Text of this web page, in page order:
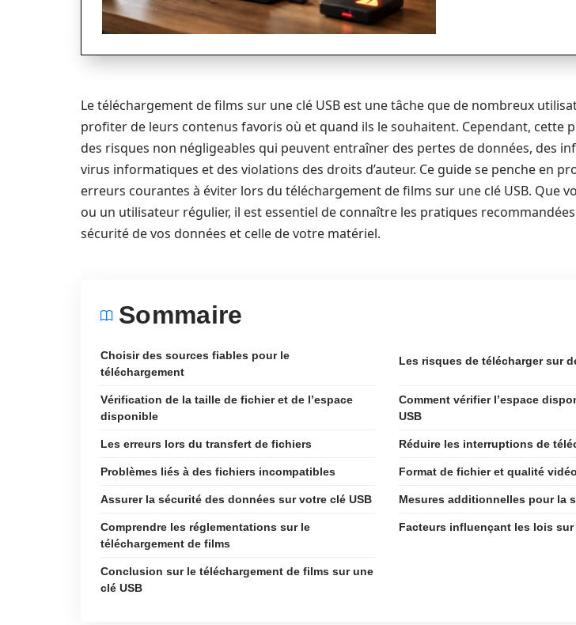
Le téléchargement de films sur une clé USB est une tâche que de nombreux
profiter de leurs contenus favoris où et quand ils le souhaitent. Cependant, cette
des risques non négligeables qui peuvent entraîner des pertes de données, des
virus informatiques et des violations des droits d’auteur. Ce guide se penche en
erreurs courantes à éviter lors du téléchargement de films sur une clé USB. Que
ou un utilisateur régulier, il est essentiel de connaître les pratiques
sécurité de vos données et celle de votre matériel.
Sommaire
Choisir des sources fiables pour le
téléchargement
Les risques de télécharger sur
Vérification de la taille de fichier et de l’espace
disponible
Comment vérifier l’espace
USB
Les erreurs lors du transfert de fichiers Réduire les interruptions de
Problèmes liés à des fichiers incompatibles Format de fichier et qualité vidéo
Assurer la sécurité des données sur votre clé USB Mesures additionnelles pour la
Comprendre les réglementations sur le
téléchargement de films
Facteurs influençant les lois
Conclusion sur le téléchargement de films sur une
clé USB